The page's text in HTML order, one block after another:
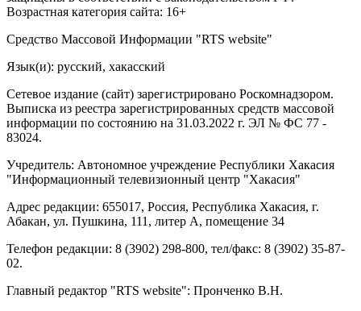
Возрастная категория сайта: 16+
Средство Массовой Информации "RTS website"
Язык(и): русский, хакасский
Сетевое издание (сайт) зарегистрировано Роскомнадзором.
Выписка из реестра зарегистрированных средств массовой
информации по состоянию на 31.03.2022 г. ЭЛ № ФС 77 -
83024.
Учредитель: Автономное учреждение Республики Хакасия
"Информационный телевизионный центр "Хакасия"
Адрес редакции: 655017, Россия, Республика Хакасия, г.
Абакан, ул. Пушкина, 111, литер А, помещение 34
Телефон редакции: 8 (3902) 298-800, тел/факс: 8 (3902) 35-87-
02.
Главный редактор "RTS website": Пронченко В.Н.